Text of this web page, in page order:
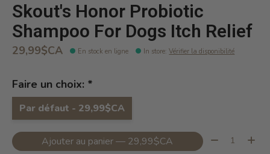
Skout's Honor Probiotic
Shampoo For Dogs Itch Relief
29,99$CA En stock en ligne In store:Vérifier la disponibilité
Faire un choix: *
Par défaut - 29,99$CA
Ajouter au panier — 29,99$CA Quantité: